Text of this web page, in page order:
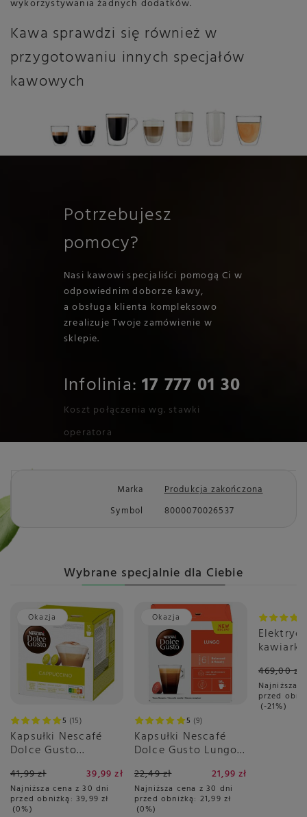
wykorzystywania żadnych dodatków.
Kawa sprawdzi się również w
przygotowaniu innych specjałów
kawowych
Potrzebujesz
pomocy?
Nasi kawowi specjaliści pomogą Ci w
odpowiednim doborze kawy,
a obsługa klienta kompleksowo
zrealizuje Twoje zamówienie w
sklepie.
Infolinia:17 777 01 30
Koszt połączenia wg. stawki
operatora
Marka
Produkcja zakończona
Symbol
8000070026537
Wybrane specjalnie dla Ciebie
Okazja
5 15
Kapsułki Nescafé
Dolce Gusto
41,99 zł 39,99 zł
Najniższa cena z 30 dni
przed obniżką: 39,99 zł
0%
Okazja
5 9
Kapsułki Nescafé
Dolce Gusto Lungo
22,49 zł 21,99 zł
Najniższa cena z 30 dni
przed obniżką: 21,99 zł
0%
1344 -
Station
469,00 zł
Najniższa
przed
-21%